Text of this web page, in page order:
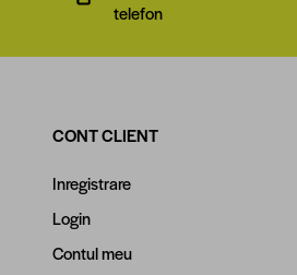
telefon
CONT CLIENT
Inregistrare
Login
Contul meu